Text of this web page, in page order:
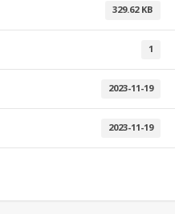
329.62 KB
1
2023-11-19
2023-11-19